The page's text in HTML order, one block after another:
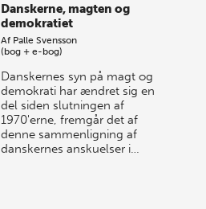
Danskerne, magten og
demokratiet
Af Palle Svensson
(bog + e-bog)
Danskernes syn på magt og
demokrati har ændret sig en
del siden slutningen af
1970'erne, fremgår det af
denne sammenligning af
danskernes anskuelser i…